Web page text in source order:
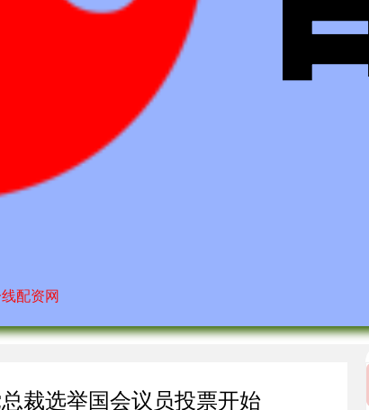
配资网
裁选举国会议员投票开始